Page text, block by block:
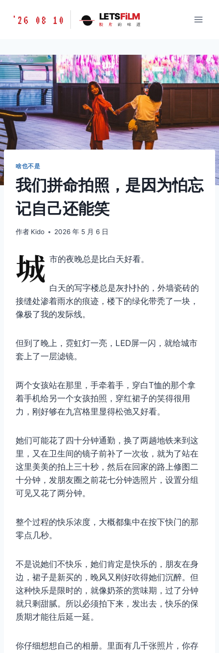
胶
味
道
LETSFILM
'26 08 10 LETSFiLM
胶 片 的 味 道
啥也不是
我们拼命拍照，是因为怕忘
记自己还能笑
作者 Kido 2026 年 5 月 6 日
城 市的夜晚总是比白天好看。
白天的写字楼总是灰扑扑的，外墙瓷砖的
接缝处渗着雨水的痕迹，楼下的绿化带秃了一块，
像极了我的发际线。
但到了晚上，霓虹灯一亮，LED屏一闪，就给城市
套上了一层滤镜。
两个女孩站在那里，手牵着手，穿白T恤的那个拿
着手机给另一个女孩拍照，穿红裙子的笑得很用
力，刚好够在九宫格里显得松弛又好看。
她们可能花了四十分钟通勤，换了两趟地铁来到这
里，又在卫生间的镜子前补了一次妆，就为了站在
这里美美的拍上三十秒，然后在回家的路上修图二
十分钟，发朋友圈之前花七分钟选照片，设置分组
可见又花了两分钟。
整个过程的快乐浓度，大概都集中在按下快门的那
零点几秒。
不是说她们不快乐，她们肯定是快乐的，朋友在身
边，裙子是新买的，晚风又刚好吹得她们沉醉。但
这种快乐是限时的，就像奶茶的赏味期，过了分钟
就只剩甜腻。所以必须拍下来，发出去，快乐的保
质期才能往后延一延。
你仔细想想自己的相册。里面有几千张照片，你存